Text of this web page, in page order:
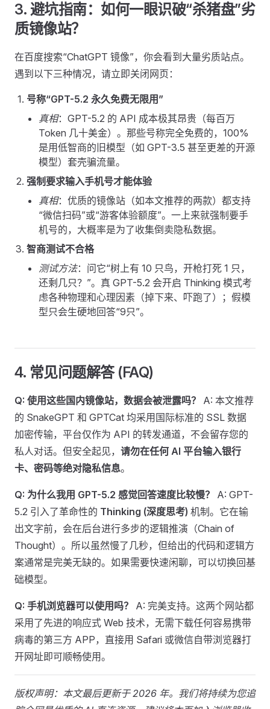
3. 避坑指南：如何一眼识破“杀猪盘”劣
质镜像站？
在百度搜索“ChatGPT 镜像”，你会看到大量劣质站点。
遇到以下三种情况，请立即关闭网页：
号称“GPT-5.2 永久免费无限用”
真相：GPT-5.2 的 API 成本极其昂贵（每百万
Token 几十美金）。那些号称完全免费的，100%
是用低智商的旧模型（如 GPT-3.5 甚至更差的开源
模型）套壳骗流量。
强制要求输入手机号才能体验
真相：优质的镜像站（如本文推荐的两款）都支持
“微信扫码”或“游客体验额度”。一上来就强制要手
机号的，大概率是为了收集倒卖隐私数据。
智商测试不合格
测试方法：问它“树上有 10 只鸟，开枪打死 1 只，
还剩几只？”。真 GPT-5.2 会开启 Thinking 模式考
虑各种物理和心理因素（掉下来、吓跑了）；假模
型只会生硬地回答“9只”。
4. 常见问题解答 (FAQ)
Q: 使用这些国内镜像站，数据会被泄露吗？
A: 本文推荐
的 SnakeGPT 和 GPTCat 均采用国际标准的 SSL 数据
加密传输，平台仅作为 API 的转发通道，不会留存您的
私人对话。但安全起见， 请勿在任何 AI 平台输入银行
卡、密码等绝对隐私信息。
Q: 为什么我用 GPT-5.2 感觉回答速度比较慢？
A: GPT-
5.2 引入了革命性的 Thinking (深度思考) 机制。它在输
出文字前，会在后台进行多步的逻辑推演（Chain of
Thought）。所以虽然慢了几秒，但给出的代码和逻辑方
案通常是完美无缺的。如果需要快速闲聊，可以切换回基
础模型。
Q: 手机浏览器可以使用吗？
A: 完美支持。这两个网站都
采用了先进的响应式 Web 技术，无需下载任何容易携带
病毒的第三方 APP，直接用 Safari 或微信自带浏览器打
开网址即可顺畅使用。
版权声明：本文最后更新于 2026 年。我们将持续为您追